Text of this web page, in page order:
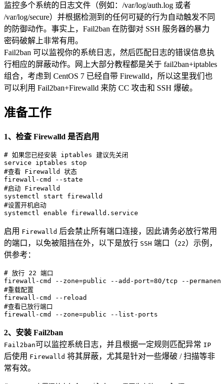
监控多个系统的日志文件（例如：/var/log/auth.log 或者
/var/log/secure）并根据检测到的任何可疑的行为自动触发不同
的防御动作。事实上，Fail2ban 在防御对 SSH 服务器的暴力
密码破解上非常有用。
Fail2ban 可以监视你的系统日志，然后匹配日志的错误信息执
行相应的屏蔽动作。网上大部分教程都是关于 fail2ban+iptables
组合，考虑到 CentOS 7 已经自带 Firewalld，所以这里我们也
可以利用 Fail2ban+Firewalld 来防 CC 攻击和 SSH 爆破。
准备工作
1、检查 Firewalld 是否启用
# 如果您已经安装 iptables 建议先关闭
service iptables stop
#查看 Firewalld 状态
firewall-cmd --state
#启动 Firewalld
systemctl start firewalld
#设置开机启动
systemctl enable firewalld.service
启用 Firewalld 后会禁止所有端口连接，因此请务必放行常用
的端口，以免被阻挡在外，以下是放行 SSH 端口（22）示例，
供参考：
# 放行 22 端口
firewall-cmd --zone=public --add-port=80/tcp --
#重载配置
firewall-cmd --reload
#查看已放行端口
firewall-cmd --zone=public --list-ports
2、安装 Fail2ban
Fail2ban可以监控系统日志，并且根据一定规则匹配异常 IP
后使用 Firewalld 将其屏蔽，尤其是针对一些爆破 / 扫描等非
常有效。